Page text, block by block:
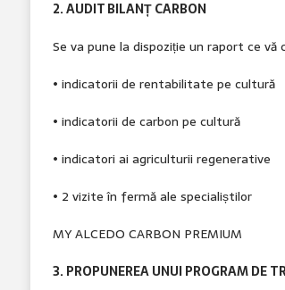
2. AUDIT BILANȚ CARBON
Se va pune la dispoziție un raport ce vă
• indicatorii de rentabilitate pe cultură
• indicatorii de carbon pe cultură
• indicatori ai agriculturii regenerative
• 2 vizite în fermă ale specialiștilor
MY ALCEDO CARBON PREMIUM
3. PROPUNEREA UNUI PROGRAM DE